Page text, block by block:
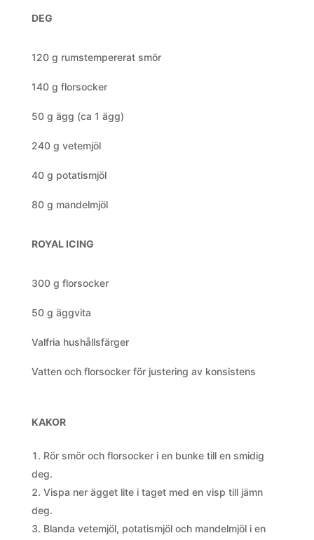
DEG
120 g rumstempererat smör
140 g florsocker
50 g ägg (ca 1 ägg)
240 g vetemjöl
40 g potatismjöl
80 g mandelmjöl
ROYAL ICING
300 g florsocker
50 g äggvita
Valfria hushållsfärger
Vatten och florsocker för justering av konsistens
KAKOR
Rör smör och florsocker i en bunke till en smidig
deg.
Vispa ner ägget lite i taget med en visp till jämn
deg.
Blanda vetemjöl, potatismjöl och mandelmjöl i en